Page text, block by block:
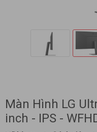
Màn Hình LG
inch - IPS -